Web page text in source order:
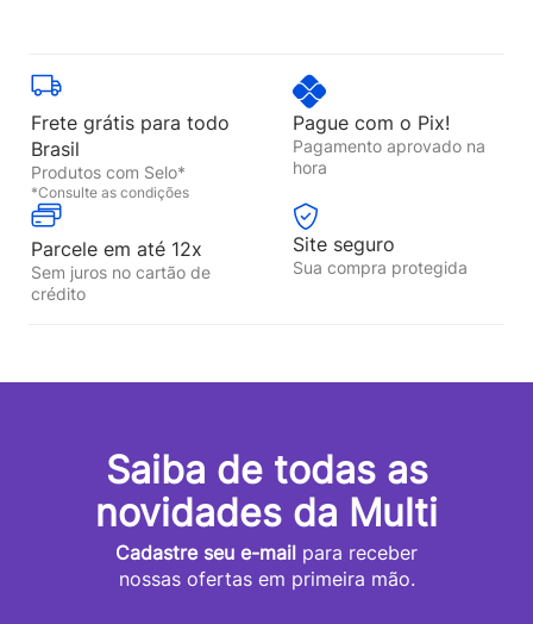
Frete grátis para todo
Brasil
Produtos com Selo*
*Consulte as condições
Pague com o Pix!
Pagamento aprovado na
hora
Parcele em até 12x
Sem juros no cartão de
crédito
Site seguro
Sua compra protegida
Saiba de todas as
novidades da Multi
Cadastre seu e-mail para receber
nossas ofertas em primeira mão.